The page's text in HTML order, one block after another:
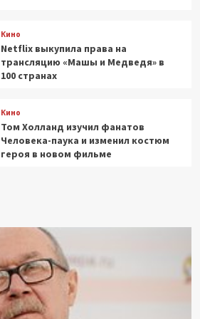
Кино
Netflix выкупила права на
трансляцию «Машы и Медведя» в
100 странах
Кино
Том Холланд изучил фанатов
Человека-паука и изменил костюм
героя в новом фильме
мультфильма «Шрэк 5»
Кино
Фонд кино объявил итоги питчинга
компаний-лидеров